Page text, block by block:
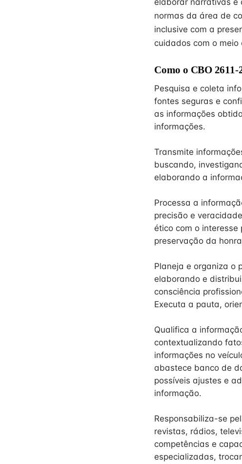
elaborar narrativas e
normas da área de
inclusive com a
cuidados com o meio
Como o CBO
Pesquisa e coleta
fontes seguras e
as informações
informações.
Transmite
buscando,
elaborando a
Processa a
precisão e
ético com o
preservação da
Planeja e organiza o
elaborando e
consciência
Executa a pauta,
Qualifica a
contextualizando
informações no
abastece banco de
possíveis ajustes e
informação.
Responsabiliza-se
revistas, rádios,
competências e
especializadas,